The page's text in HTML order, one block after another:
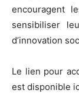
encouragent
sensibiliser
d’innovation
Le lien pour
est disponible